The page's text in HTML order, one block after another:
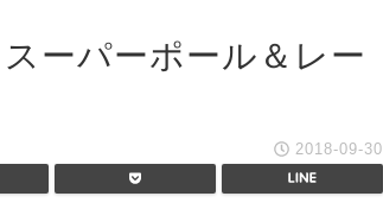
ーパーポール＆レー
2018-09-30